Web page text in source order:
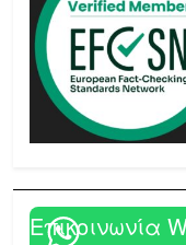
Επικοινωνία